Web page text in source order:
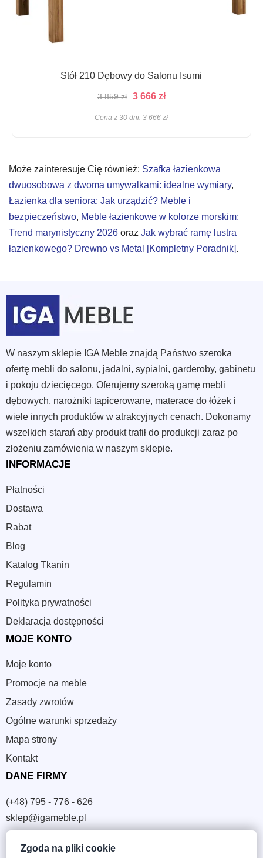
Stół 210 Dębowy do Salonu Isumi
3 859zł
Pierwotna
3 666 złAktualna
Cena z 30 dni:3 666zł
Może zainteresuje Cię również: Szafka łazienkowa
dwuosobowa z dwoma umywalkami: idealne wymiary,
Łazienka dla seniora: Jak urządzić? Meble i
bezpieczeństwo, Meble łazienkowe w kolorze morskim:
Trend marynistyczny 2026 oraz Jak wybrać ramę lustra
łazienkowego? Drewno vs Metal [Kompletny Poradnik].
W naszym sklepie IGA Meble znajdą Państwo szeroka
ofertę mebli do salonu, jadalni, sypialni, garderoby, gabinetu
i pokoju dziecięcego. Oferujemy szeroką gamę mebli
dębowych, narożniki tapicerowane, materace do łóżek i
wiele innych produktów w atrakcyjnych cenach. Dokonamy
wszelkich starań aby produkt trafił do produkcji zaraz po
złożeniu zamówienia w naszym sklepie.
INFORMACJE
Płatności
Dostawa
Rabat
Blog
Katalog Tkanin
Regulamin
Polityka prywatności
Deklaracja dostępności
MOJE KONTO
Moje konto
Promocje na meble
Zasady zwrotów
Ogólne warunki sprzedaży
Mapa strony
Kontakt
DANE FIRMY
(+48) 795 - 776 - 626
sklep@igameble.pl
Sandomierska 4A
Zgoda na pliki cookie